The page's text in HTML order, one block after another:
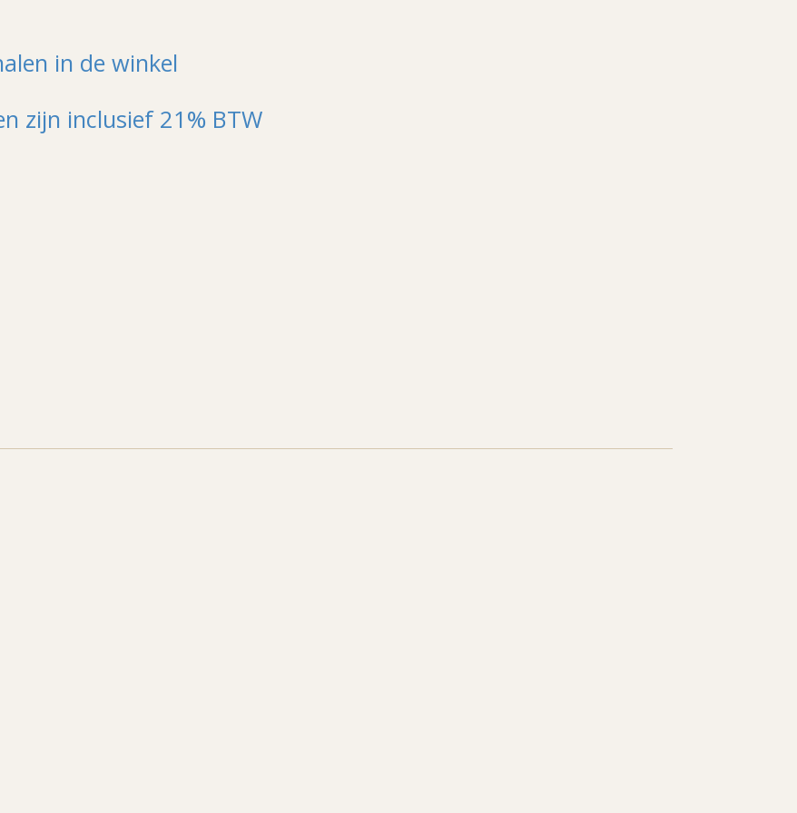
in de winkel
zijn inclusief 21% BTW